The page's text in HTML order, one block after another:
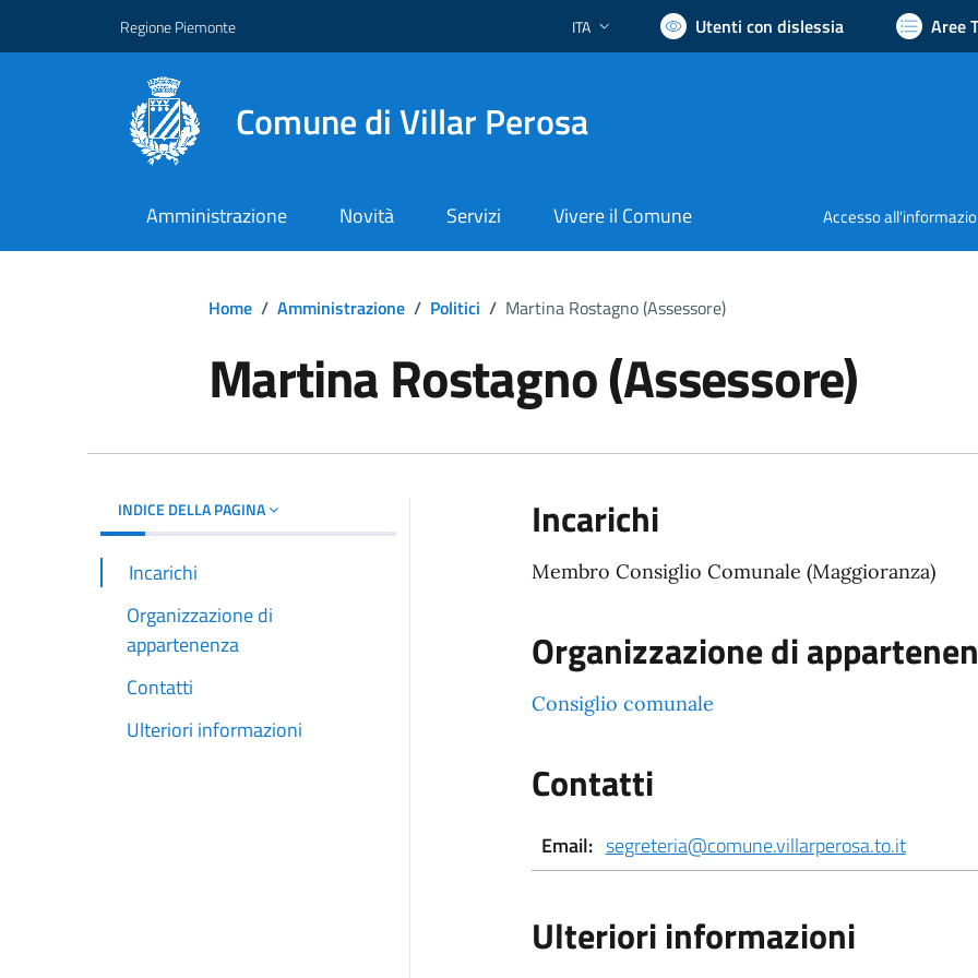
Regione Piemonte Lingua attiva:
ITA Utenti con dislessia Aree
Comune di Villar Perosa
Amministrazione Novità Servizi Vivere il Comune Accesso
Home / Amministrazione / Politici / Martina Rostagno (Assessore)
Martina Rostagno (Assessore)
INDICE DELLA PAGINA
Incarichi
Organizzazione di
appartenenza
Contatti
Ulteriori informazioni
Incarichi
Membro Consiglio Comunale (Maggioranza)
Organizzazione di
Consiglio comunale
Contatti
Email: segreteria@comune.villarperosa.to.it
Ulteriori informazioni